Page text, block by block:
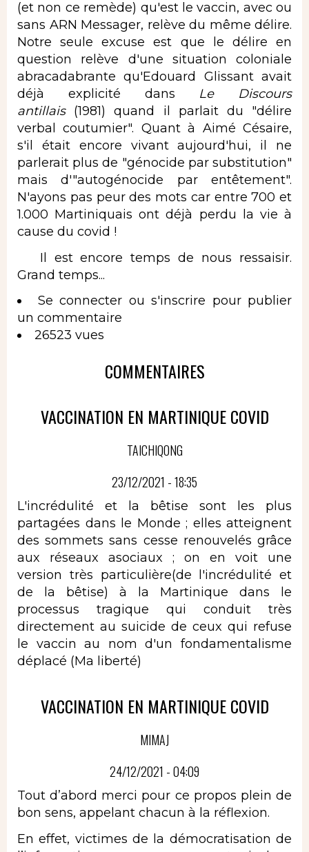
(et non ce remède) qu'est le vaccin, avec ou
sans ARN Messager, relève du même délire.
Notre seule excuse est que le délire en
question relève d'une situation coloniale
abracadabrante qu'Edouard Glissant avait
déjà explicité dans Le Discours
antillais (1981) quand il parlait du "délire
verbal coutumier". Quant à Aimé Césaire,
s'il était encore vivant aujourd'hui, il ne
parlerait plus de "génocide par substitution"
mais d'"autogénocide par entêtement".
N'ayons pas peur des mots car entre 700 et
1.000 Martiniquais ont déjà perdu la vie à
cause du covid !
Il est encore temps de nous ressaisir.
Grand temps...
Se connecter ou s'inscrire pour publier
un commentaire
26523 vues
COMMENTAIRES
VACCINATION EN MARTINIQUE COVID
TAICHIQONG
23/12/2021 - 18:35
L'incrédulité et la bêtise sont les plus
partagées dans le Monde ; elles atteignent
des sommets sans cesse renouvelés grâce
aux réseaux asociaux ; on en voit une
version très particulière(de l'incrédulité et
de la bêtise) à la Martinique dans le
processus tragique qui conduit très
directement au suicide de ceux qui refuse
le vaccin au nom d'un fondamentalisme
déplacé (Ma liberté)
VACCINATION EN MARTINIQUE COVID
MIMAJ
24/12/2021 - 04:09
Tout d’abord merci pour ce propos plein de
bon sens, appelant chacun à la réflexion.
En effet, victimes de la démocratisation de